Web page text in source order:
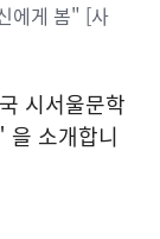
에게 봄" [사
시서울문학
을 소개합니